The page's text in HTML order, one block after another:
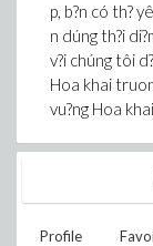
p, b?n có th?
n dúng th?i
v?i chúng tôi
Hoa khai
vu?ng Hoa
Profile